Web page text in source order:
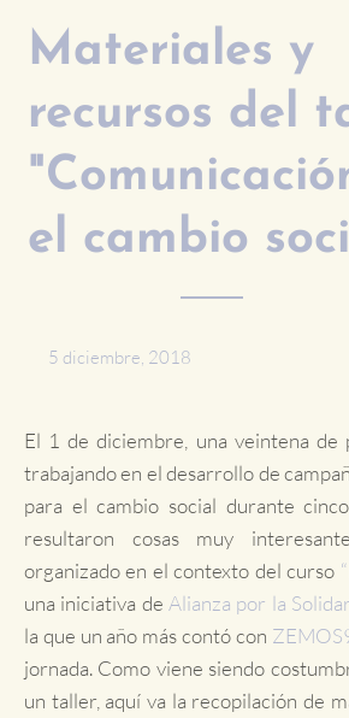
Materiales y
recursos del
el cambio
5 diciembre, 2018
El 1 de diciembre, una veintena de
trabajando en el desarrollo de
para el cambio social durante
resultaron cosas muy
organizado en el contexto del curso
una iniciativa de Alianza por la
la que un año más contó con
jornada. Como viene siendo
un taller, aquí va la recopilación de